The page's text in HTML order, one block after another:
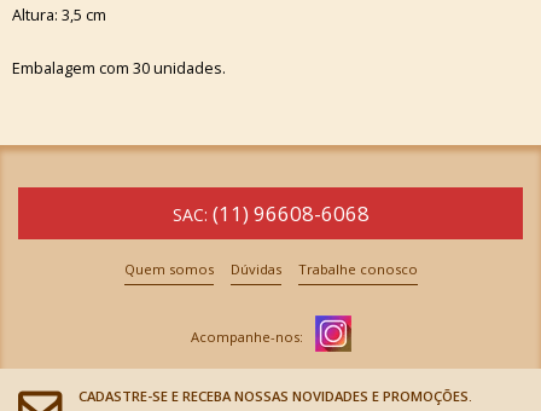
Altura: 3,5 cm
Embalagem com 30 unidades.
SAC: (11) 96608-6068
Quem somos Dúvidas Trabalhe conosco
CADASTRE-SE E RECEBA NOSSAS NOVIDADES E PROMOÇÕES.